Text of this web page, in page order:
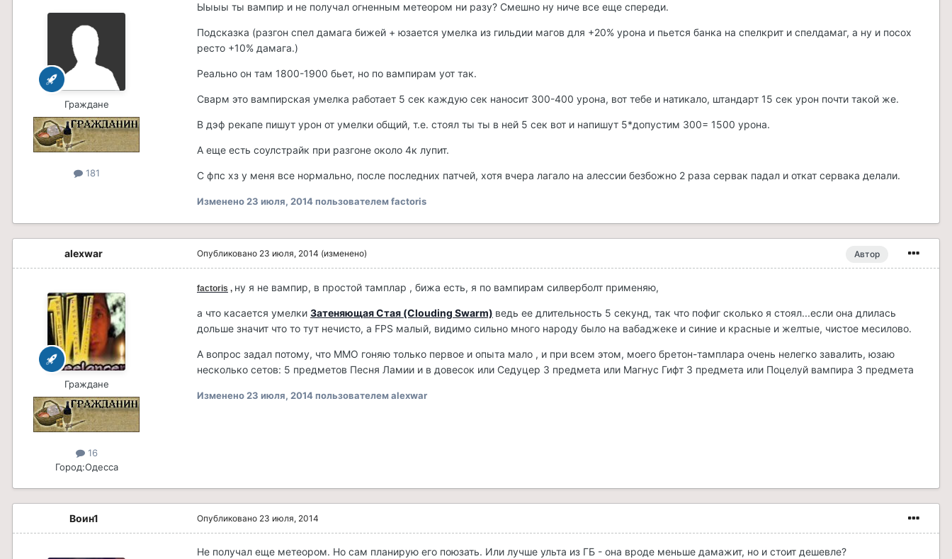
Граждане
181
Ыыыы ты вампир и не получал огненным метеором ни разу? Смешно ну ниче все еще спереди.
Подсказка (разгон спел дамага бижей + юзается умелка из гильдии магов для +20% урона и пьется банка на спелкрит и спелдамаг, а ну и посох
ресто +10% дамага.)
Реально он там 1800-1900 бьет, но по вампирам уот так.
Сварм это вампирская умелка работает 5 сек каждую сек наносит 300-400 урона, вот тебе и натикало, штандарт 15 сек урон почти такой же.
В дэф рекапе пишут урон от умелки общий, т.е. стоял ты ты в ней 5 сек вот и напишут 5*допустим 300= 1500 урона.
А еще есть соулстрайк при разгоне около 4к лупит.
С фпс хз у меня все нормально, после последних патчей, хотя вчера лагало на алессии безбожно 2 раза сервак падал и откат сервака делали.
Изменено23 июля, 2014пользователем factoris
alexwar
Граждане
16
Город:Одесса
Автор
Опубликовано 23 июля, 2014 (изменено)
factoris , ну я не вампир, в простой тамплар , бижа есть, я по вампирам силверболт применяю,
а что касается умелки Затеняющая Стая (Clouding Swarm) ведь ее длительность 5 секунд, так что пофиг сколько я стоял...если она длилась
дольше значит что то тут нечисто, а FPS малый, видимо сильно много народу было на вабаджеке и синие и красные и желтые, чистое месилово.
А вопрос задал потому, что ММО гоняю только первое и опыта мало , и при всем этом, моего бретон-тамплара очень нелегко завалить, юзаю
несколько сетов: 5 предметов Песня Ламии и в довесок или Седуцер 3 предмета или Магнус Гифт 3 предмета или Поцелуй вампира 3 предмета
Изменено 23 июля, 2014пользователем alexwar
Воин1 Опубликовано 23 июля, 2014
Не получал еще метеором. Но сам планирую его поюзать. Или лучше ульта из ГБ - она вроде меньше дамажит, но и стоит дешевле?